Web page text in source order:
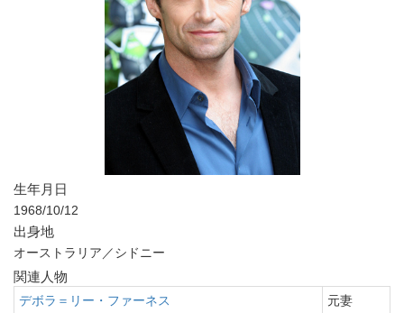
生年月日
1968/10/12
出身地
オーストラリア／シドニー
関連人物
デボラ＝リー・ファーネス 元妻